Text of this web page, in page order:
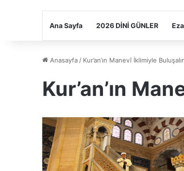
Ana Sayfa 2026 DİNİ GÜNLER
Anasayfa / Kur’an’ın Manevî İklimiyle
Kur’an’ın